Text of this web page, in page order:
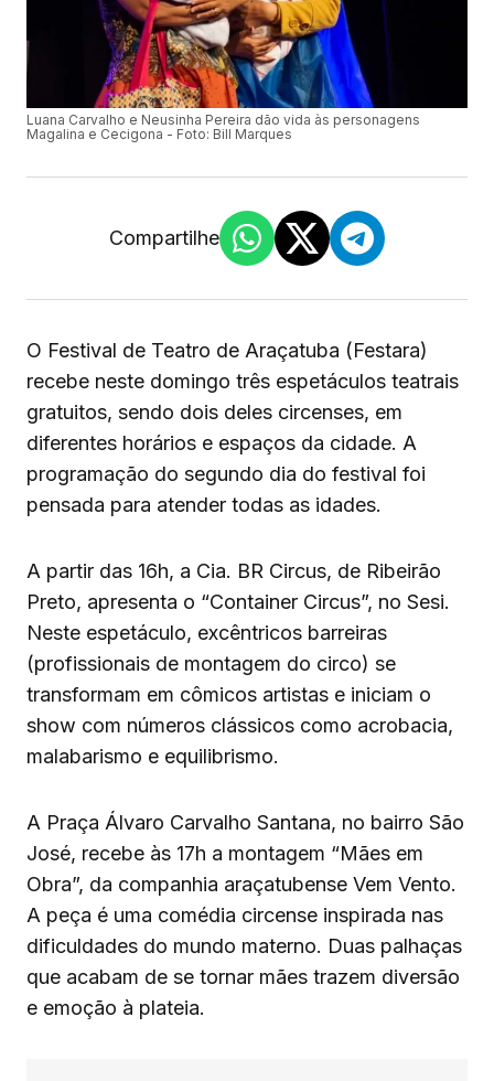
Luana Carvalho e Neusinha Pereira dão vida às personagens
Magalina e Cecigona - Foto: Bill Marques
Compartilhe
O Festival de Teatro de Araçatuba (Festara)
recebe neste domingo três espetáculos teatrais
gratuitos, sendo dois deles circenses, em
diferentes horários e espaços da cidade. A
programação do segundo dia do festival foi
pensada para atender todas as idades.
A partir das 16h, a Cia. BR Circus, de Ribeirão
Preto, apresenta o “Container Circus”, no Sesi.
Neste espetáculo, excêntricos barreiras
(profissionais de montagem do circo) se
transformam em cômicos artistas e iniciam o
show com números clássicos como acrobacia,
malabarismo e equilibrismo.
A Praça Álvaro Carvalho Santana, no bairro São
José, recebe às 17h a montagem “Mães em
Obra”, da companhia araçatubense Vem Vento.
A peça é uma comédia circense inspirada nas
dificuldades do mundo materno. Duas palhaças
que acabam de se tornar mães trazem diversão
e emoção à plateia.